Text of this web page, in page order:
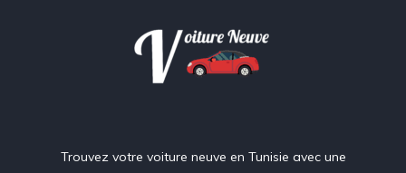
Trouvez votre voiture neuve en Tunisie avec une